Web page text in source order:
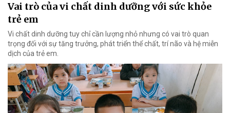
Vai trò của vi chất dinh dưỡng với sức khỏe
trẻ em
Vi chất dinh dưỡng tuy chỉ cần lượng nhỏ nhưng có vai trò quan
trọng đối với sự tăng trưởng, phát triển thể chất, trí não và hệ miễn
dịch của trẻ em.